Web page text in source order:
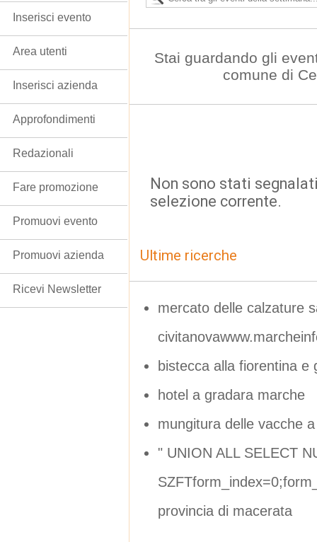
Stai guardando gli
comune di
Non sono stati
selezione corrente.
Ultime ricerche
mercato delle calzature
bistecca alla fiorentina e
hotel a gradara marche
mungitura delle vacche
" UNION ALL SELECT
provincia di macerata
Inserisci evento
Area utenti
Inserisci azienda
Approfondimenti
Redazionali
Fare promozione
Promuovi evento
Promuovi azienda
Ricevi Newsletter